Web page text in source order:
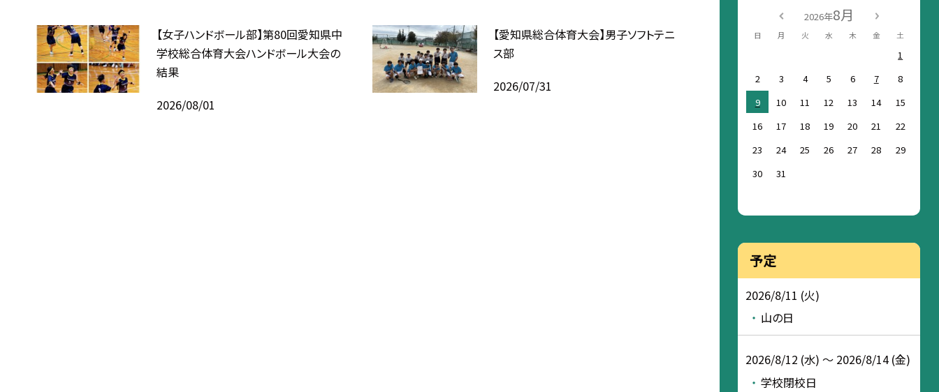
【女子ハンドボール部】第80回愛知県中
学校総合体育大会ハンドボール大会の
結果
2026/08/01
【愛知県総合体育大会】男子ソフトテニ
ス部
2026/07/31
2026年8月
日 月 火 水 木 金 土
1
2
3 4 5 6 7
8
9
10 11 12 13 14
15
16
17 18 19 20 21
22
23
24 25 26 27 28
29
30
31
予定
2026/8/11 (火)
山の日
2026/8/12 (水) ～ 2026/8/14 (金)
学校閉校日